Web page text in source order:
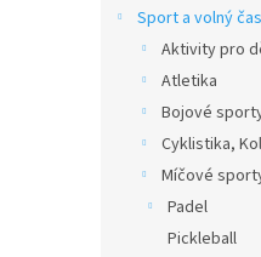
Sport a volný čas
Aktivity pro
Atletika
Bojové
Cyklistika,
Míčové
Padel
Pickleball